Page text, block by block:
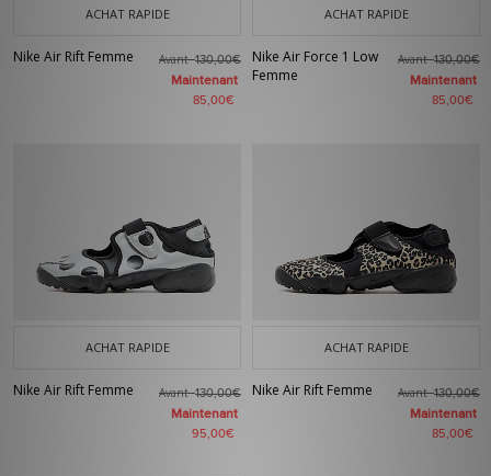
ACHAT RAPIDE
Nike Air Rift Femme Avant130,00€
Maintenant
85,00€
ACHAT RAPIDE
Nike Air Force 1 Low
Femme
Avant130,00€
Maintenant
85,00€
ACHAT RAPIDE
Nike Air Rift Femme Avant130,00€
Maintenant
95,00€
ACHAT RAPIDE
Nike Air Rift Femme Avant130,00€
Maintenant
85,00€